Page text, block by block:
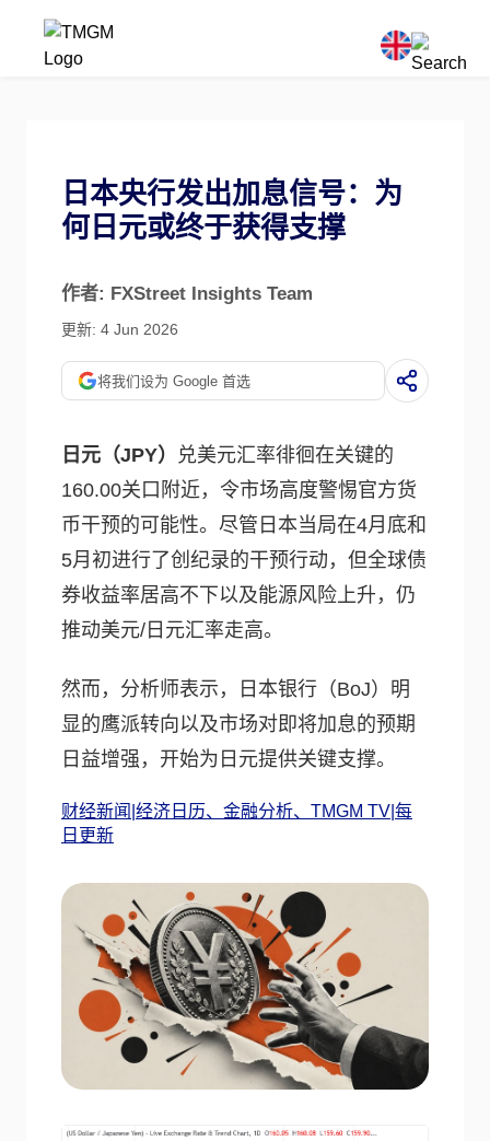
日本央行发出加息信号：为
何日元或终于获得支撑
作者: FXStreet Insights Team
更新: 4 Jun 2026
将我们设为 Google 首选
日元（JPY） 兑美元汇率徘徊在关键的
160.00关口附近，令市场高度警惕官方货
币干预的可能性。尽管日本当局在4月底和
5月初进行了创纪录的干预行动，但全球债
券收益率居高不下以及能源风险上升，仍
推动美元/日元汇率走高。
然而，分析师表示，日本银行（BoJ）明
显的鹰派转向以及市场对即将加息的预期
日益增强，开始为日元提供关键支撑。
财经新闻|经济日历、金融分析、TMGM TV|每
日更新